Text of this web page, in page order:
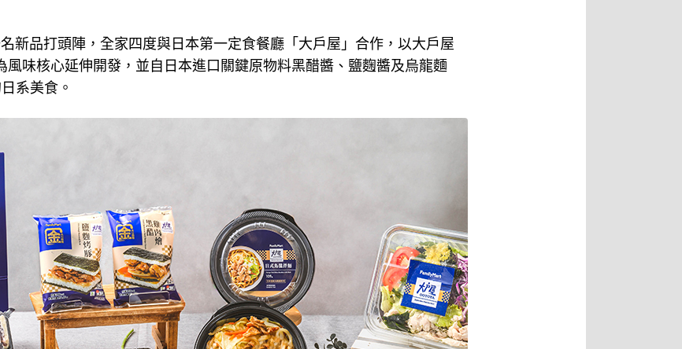
新品打頭陣，全家四度與日本第一定食餐廳「大戶屋」合作，以大戶屋
風味核心延伸開發，並自日本進口關鍵原物料黑醋醬、鹽麴醬及烏龍麵
系美食。